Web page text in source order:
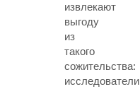
извлекают
выгоду
из
такого
сожительства:
исследователи